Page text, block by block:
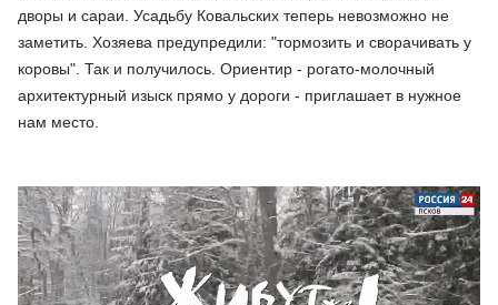
дворы и сараи. Усадьбу Ковальских теперь невозможно не
заметить. Хозяева предупредили: "тормозить и сворачивать у
коровы". Так и получилось. Ориентир - рогато-молочный
архитектурный изыск прямо у дороги - приглашает в нужное
нам место.